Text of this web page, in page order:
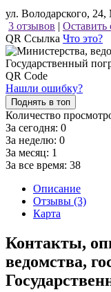
ул. Володарского,
3 отзывов | Оставить
QR Ссылка Что это?
Нашли ошибку?
Поднять в топ
Количество
За сегодня: 0
За неделю: 0
За месяц: 1
За все время: 38
Описание
Отзывы (3)
Карта
Контакты,
ведомства,